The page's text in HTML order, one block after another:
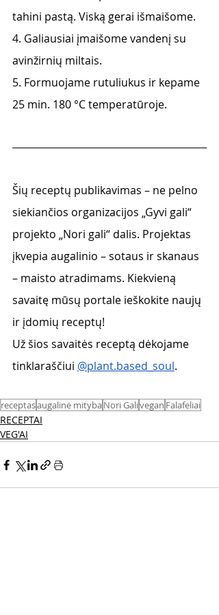
tahini pastą. Viską gerai išmaišome.
4. Galiausiai įmaišome vandenį su
avinžirnių miltais.
5. Formuojame rutuliukus ir kepame
25 min. 180 °C temperatūroje.
Šių receptų publikavimas – ne pelno
siekiančios organizacijos „Gyvi gali“
projekto „Nori gali“ dalis. Projektas
įkvepia augalinio – sotaus ir skanaus
– maisto atradimams. Kiekvieną
savaitę mūsų portale ieškokite naujų
ir įdomių receptų!
Už šios savaitės receptą dėkojame
tinklaraščiui @plant.based_soul.
receptasaugalinė mitybaNori Galivegan Falafeliai
RECEPTAI
VEG'AI